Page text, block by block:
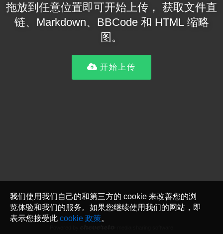
拖放到任意位置即可开始上传， 获取文件直
链、Markdown、BBCode 和 HTML 缩略
图。
开始上传
我们使用我们自己的和第三方的 cookie 来改善您的浏
览体验和我们的服务。如果您继续使用我们的网站，即
表示您接受此 cookie 政策。